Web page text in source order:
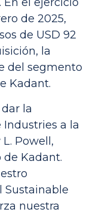
de 2025,
de USD 92
la
del segmento
Kadant.
la
a la
Powell,
Kadant.
Sustainable
nuestra